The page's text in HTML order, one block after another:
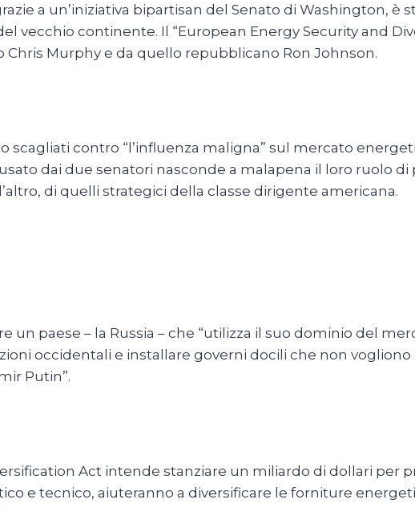
a un’iniziativa bipartisan del Senato di Washington, è
vecchio continente. Il “European Energy Security and
Murphy e da quello repubblicano Ron Johnson.
contro “l’influenza maligna” sul mercato
dai due senatori nasconde a malapena il loro ruolo di
di quelli strategici della classe dirigente americana.
paese – la Russia – che “utilizza il suo dominio del
occidentali e installare governi docili che non vogliono
Putin”.
Act intende stanziare un miliardo di dollari per
e tecnico, aiuteranno a diversificare le forniture